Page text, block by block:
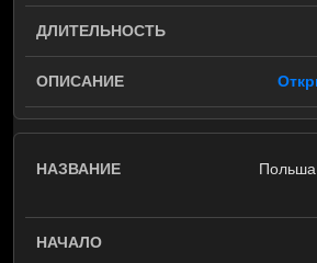
Польша